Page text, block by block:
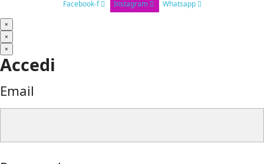
Facebook-f
Instagram Whatsapp
×
×
×
Accedi
Email